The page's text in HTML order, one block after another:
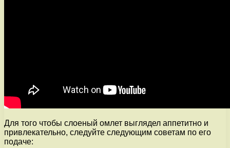
Для того чтобы слоеный омлет выглядел аппетитно и
привлекательно, следуйте следующим советам по его
подаче: